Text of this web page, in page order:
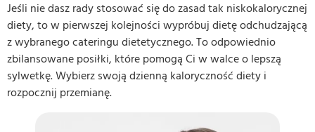
Jeśli nie dasz rady stosować się do zasad tak niskokalorycznej
diety, to w pierwszej kolejności wypróbuj dietę odchudzającą
z wybranego cateringu dietetycznego. To odpowiednio
zbilansowane posiłki, które pomogą Ci w walce o lepszą
sylwetkę. Wybierz swoją dzienną kaloryczność diety i
rozpocznij przemianę.